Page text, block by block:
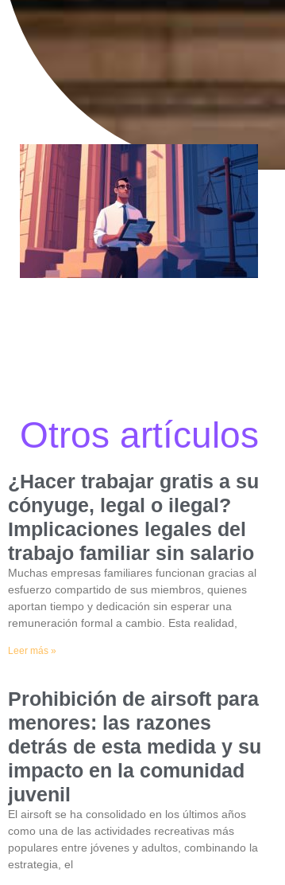
Otros artículos
¿Hacer trabajar gratis a su
cónyuge, legal o ilegal?
Implicaciones legales del
trabajo familiar sin salario
Muchas empresas familiares funcionan gracias al
esfuerzo compartido de sus miembros, quienes
aportan tiempo y dedicación sin esperar una
remuneración formal a cambio. Esta realidad,
Leer más »
Prohibición de airsoft para
menores: las razones
detrás de esta medida y su
impacto en la comunidad
juvenil
El airsoft se ha consolidado en los últimos años
como una de las actividades recreativas más
populares entre jóvenes y adultos, combinando la
estrategia, el